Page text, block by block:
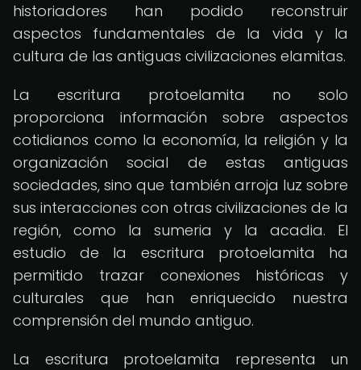
historiadores han podido reconstruir
aspectos fundamentales de la vida y la
cultura de las antiguas civilizaciones elamitas.
La escritura protoelamita no solo
proporciona información sobre aspectos
cotidianos como la economía, la religión y la
organización social de estas antiguas
sociedades, sino que también arroja luz sobre
sus interacciones con otras civilizaciones de la
región, como la sumeria y la acadia. El
estudio de la escritura protoelamita ha
permitido trazar conexiones históricas y
culturales que han enriquecido nuestra
comprensión del mundo antiguo.
La escritura protoelamita representa un